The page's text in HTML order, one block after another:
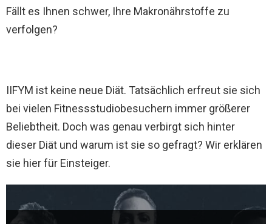
Fällt es Ihnen schwer, Ihre Makronährstoffe zu
verfolgen?
IIFYM ist keine neue Diät. Tatsächlich erfreut sie sich
bei vielen Fitnessstudiobesuchern immer größerer
Beliebtheit. Doch was genau verbirgt sich hinter
dieser Diät und warum ist sie so gefragt? Wir erklären
sie hier für Einsteiger.